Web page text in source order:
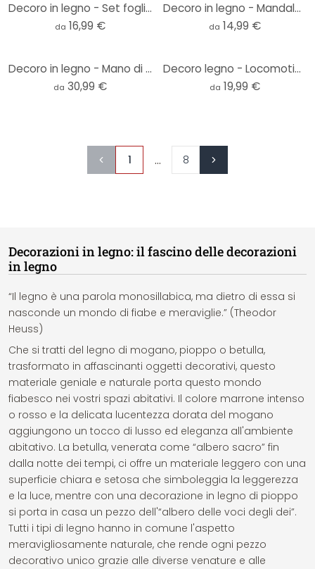
Decoro in legno - Set foglie
da 16,99 €
Decoro in legno - Mandala -pioppo
da 14,99 €
Decoro in legno - Mano di Fatima
da 30,99 €
Decoro legno - Locomotiva (5-pz.)
da 19,99 €
1 ... 8
Decorazioni in legno: il fascino delle decorazioni
in legno
“Il legno è una parola monosillabica, ma dietro di essa si
nasconde un mondo di fiabe e meraviglie.” (Theodor
Heuss)
Che si tratti del legno di mogano, pioppo o betulla,
trasformato in affascinanti oggetti decorativi, questo
materiale geniale e naturale porta questo mondo
fiabesco nei vostri spazi abitativi. Il colore marrone intenso
o rosso e la delicata lucentezza dorata del mogano
aggiungono un tocco di lusso ed eleganza all'ambiente
abitativo. La betulla, venerata come “albero sacro” fin
dalla notte dei tempi, ci offre un materiale leggero con una
superficie chiara e setosa che simboleggia la leggerezza
e la luce, mentre con una decorazione in legno di pioppo
si porta in casa un pezzo dell'“albero delle voci degli dei”.
Tutti i tipi di legno hanno in comune l'aspetto
meravigliosamente naturale, che rende ogni pezzo
decorativo unico grazie alle diverse venature e alle